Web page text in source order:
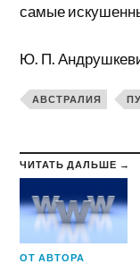
самые
Ю. П.
АВСТРАЛИЯ
ЧИТАТЬ ДАЛЬШЕ →
ОТ АВТОРА